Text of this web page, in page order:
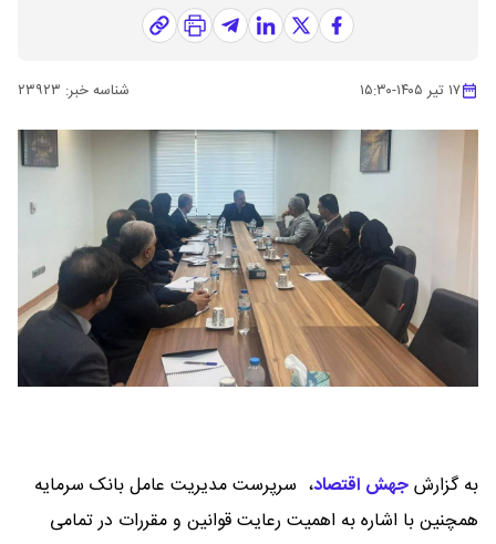
۱۷ تیر ۱۴۰۵ -۱۵:۳۰ شناسه خبر: ۲۳۹۲۳
به گزارشجهش اقتصاد، سرپرست مدیریت عامل بانک سرمایه
همچنین با اشاره به اهمیت رعایت قوانین و مقررات در تمامی